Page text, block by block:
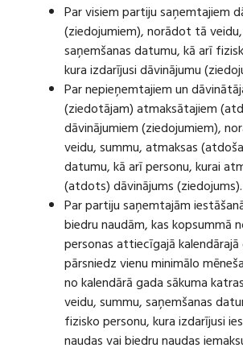
Par visiem partiju saņemtajiem
(ziedojumiem), norādot tā
saņemšanas datumu, kā arī
kura izdarījusi dāvinājumu
Par nepieņemtajiem un
(ziedotājam) atmaksātajiem
dāvinājumiem (ziedojumiem),
veidu, summu, atmaksas
datumu, kā arī personu, kurai
(atdots) dāvinājums (ziedojums).
Par partiju saņemtajām
biedru naudām, kas kopsummā
personas attiecīgajā kalendārajā
pārsniedz vienu minimālo
no kalendārā gada sākuma
veidu, summu, saņemšanas
fizisko personu, kura izdarījusi
naudas vai biedru naudas